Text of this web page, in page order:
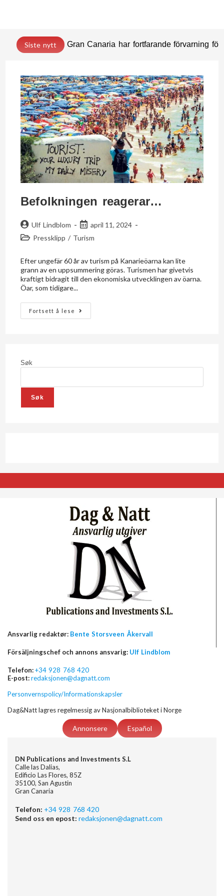
Siste nytt Gran Canaria har fortfarande förvarning för
Befolkningen reagerar…
Ulf Lindblom
april 11, 2024
Pressklipp / Turism
Efter ungefär 60 år av turism på Kanarieöarna kan lite
grann av en uppsummering göras. Turismen har givetvis
kraftigt bidragit till den ekonomiska utvecklingen av öarna.
Öar, som tidigare...
Fortsett å lese
Søk
Søk
Ansvarlig redaktør: Bente Storsveen Åkervall
Försäljningschef och annons ansvarig: Ulf Lindblom
Telefon:+34 928 768 420
E-post:redaksjonen@dagnatt.com
Personvernspolicy/Informationskapsler
Dag&Natt lagres regelmessig av Nasjonalbiblioteket i Norge
Annonsere Español
DN Publications and Investments S.L
Calle las Dalias,
Edificio Las Flores, 85Z
35100, San Agustin
Gran Canaria
Telefon: +34 928 768 420
Send oss en epost: redaksjonen@dagnatt.com